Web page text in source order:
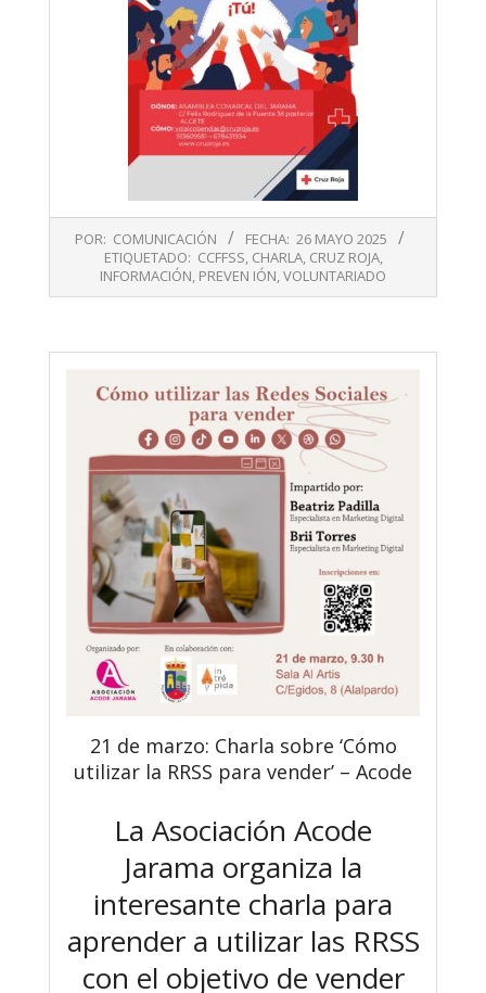
POR: COMUNICACIÓN FECHA: 26 MAYO 2025
ETIQUETADO: CCFFSS, CHARLA, CRUZ ROJA,
INFORMACIÓN, PREVEN IÓN,VOLUNTARIADO
21 de marzo: Charla sobre ‘Cómo
utilizar la RRSS para vender’ – Acode
La Asociación Acode
Jarama organiza la
interesante charla para
aprender a utilizar las RRSS
con el objetivo de vender